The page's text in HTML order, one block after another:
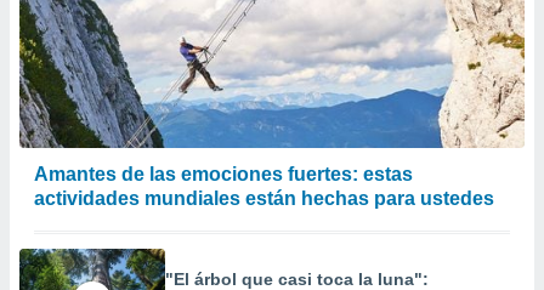
Amantes de las emociones fuertes: estas
actividades mundiales están hechas para ustedes
"El árbol que casi toca la luna":